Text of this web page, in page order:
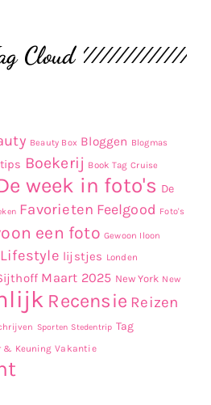
Cloud
Beauty Box Bloggen Blogmas
Boekerij Book Tag Cruise
week in foto's De
Favorieten Feelgood Foto's
een foto Gewoon Iloon
Lifestyle lijstjes Londen
Maart 2025 New York New
Recensie Reizen
Sporten Stedentrip Tag
& Keuning Vakantie